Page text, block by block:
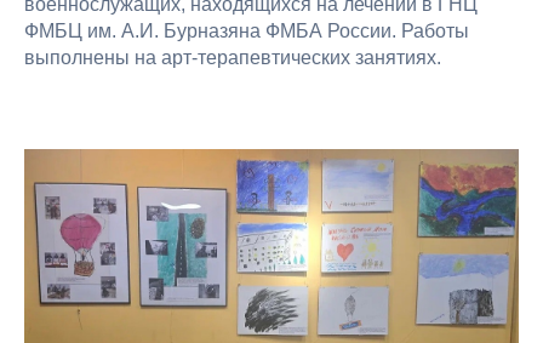
военнослужащих, находящихся на лечении в ГНЦ
ФМБЦ им. А.И. Бурназяна ФМБА России. Работы
выполнены на арт-терапевтических занятиях.